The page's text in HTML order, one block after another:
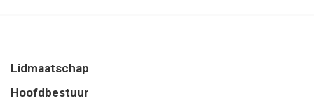
Lidmaatschap
Hoofdbestuur